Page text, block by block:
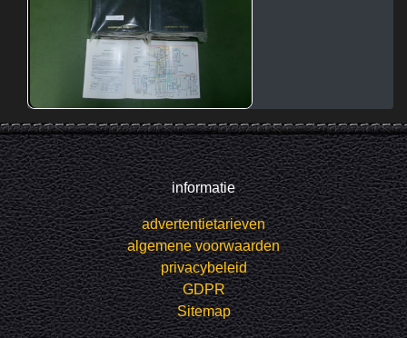
informatie
advertentietarieven
algemene voorwaarden
privacybeleid
GDPR
Sitemap